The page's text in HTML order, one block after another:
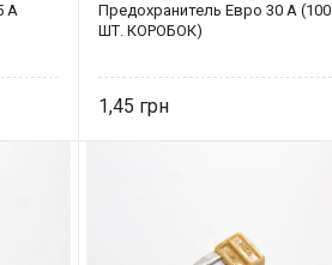
А
Предохранитель Eвро 30 А (100
ШТ. КОРОБОК)
1,45